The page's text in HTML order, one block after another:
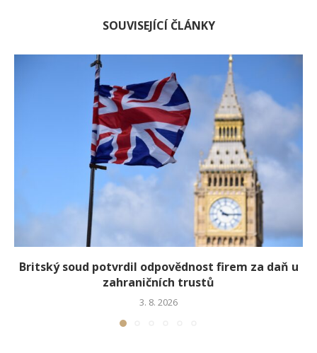
SOUVISEJÍCÍ ČLÁNKY
Britský soud potvrdil odpovědnost firem za daň u
zahraničních trustů
3. 8. 2026